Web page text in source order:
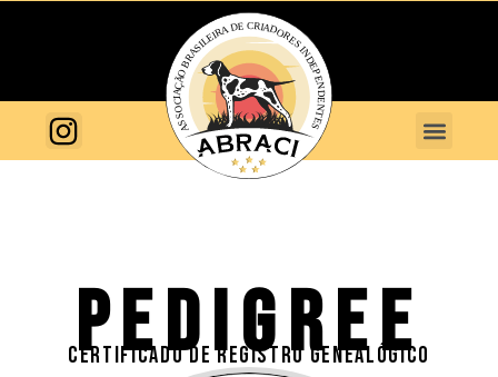
PEDIGREE
CERTIFICADO DE REGISTRO GENEALÓGICO